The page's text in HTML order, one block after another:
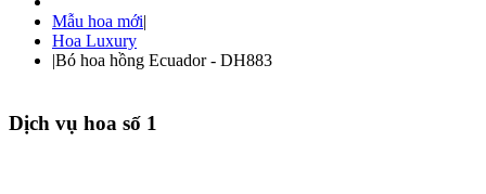
Mẫu hoa mới|
Hoa Luxury
|Bó hoa hồng Ecuador - DH883
Dịch vụ hoa số 1